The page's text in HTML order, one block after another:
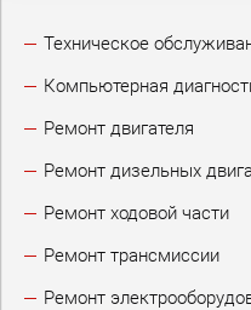
Техническое
Компьютерная
Ремонт двигателя
Ремонт дизельных
Ремонт ходовой части
Ремонт трансмиссии
Ремонт